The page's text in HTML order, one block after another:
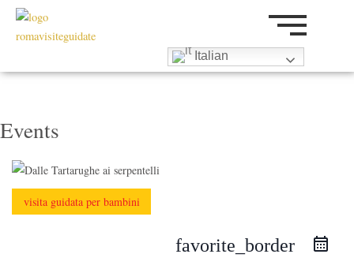
Italian
Events
visita guidata per bambini
favorite_border